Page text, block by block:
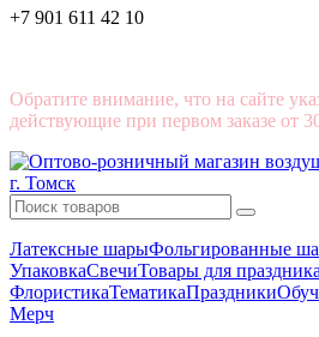
+7 901 611 42 10
Обратите внимание, что на сайте
действующие при первом заказе от
Латексные шарыФольгированные
УпаковкаСвечиТовары для праздника
ФлористикаТематикаПраздники
Мерч